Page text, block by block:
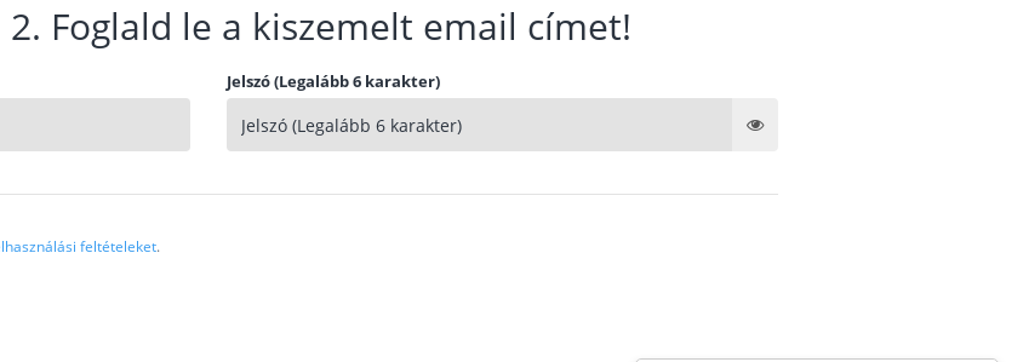
2. Foglald le a kiszemelt email címet!
Jelszó (Legalább 6 karakter)
feltételeket.